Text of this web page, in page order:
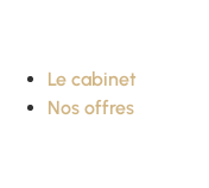
Le cabinet
Nos offres